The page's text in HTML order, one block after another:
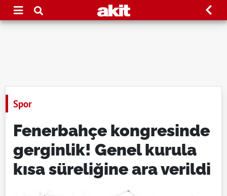
Spor
Fenerbahçe kongresinde
gerginlik! Genel kurula
kısa süreliğine ara verildi